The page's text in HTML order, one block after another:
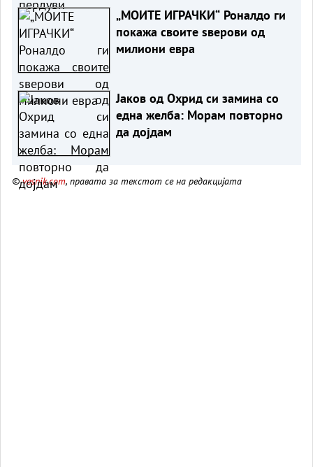
„МОИТЕ ИГРАЧКИ“ Роналдо ги
покажа своите ѕверови од
милиони евра
Јаков од Охрид си замина со
една желба: Морам повторно
да дојдам
©vesnik.com, правата за текстот се на редакцијата